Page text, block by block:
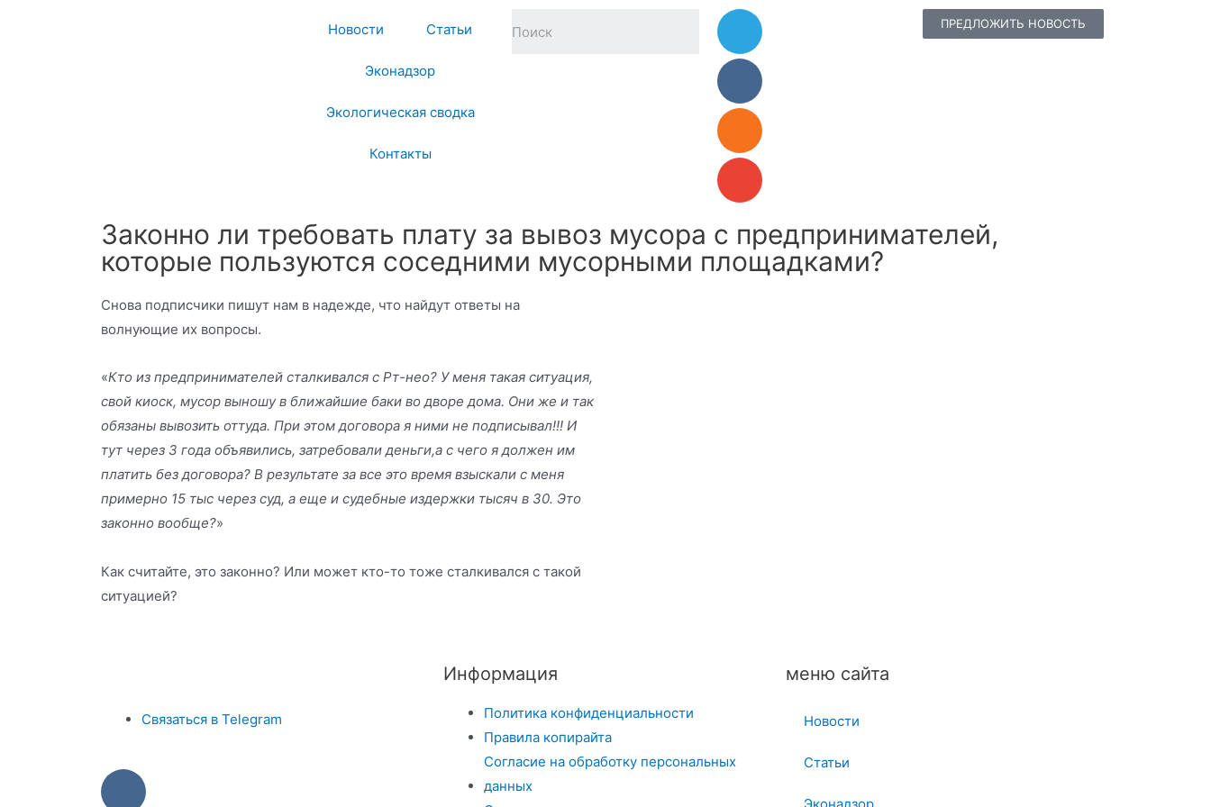
Новости Статьи
Эконадзор
Экологическая сводка
Контакты
ПРЕДЛОЖИТЬ НОВОСТЬ
Законно ли требовать плату за вывоз мусора с предпринимателей,
которые пользуются соседними мусорными площадками?
Снова подписчики пишут нам в надежде, что найдут ответы на
волнующие их вопросы.
«Кто из предпринимателей сталкивался с Рт-нео? У меня такая ситуация,
свой киоск, мусор выношу в ближайшие баки во дворе дома. Они же и так
обязаны вывозить оттуда. При этом договора я ними не подписывал!!! И
тут через 3 года объявились, затребовали деньги,а с чего я должен им
платить без договора? В результате за все это время взыскали с меня
примерно 15 тыс через суд, а еще и судебные издержки тысяч в 30. Это
законно вообще?»
Как считайте, это законно? Или может кто-то тоже сталкивался с такой
ситуацией?
Связаться в Telegram
Информация
Политика конфиденциальности
Правила копирайта
Согласие на обработку персональных
данных
меню сайта
Новости
Статьи
Эконадзор